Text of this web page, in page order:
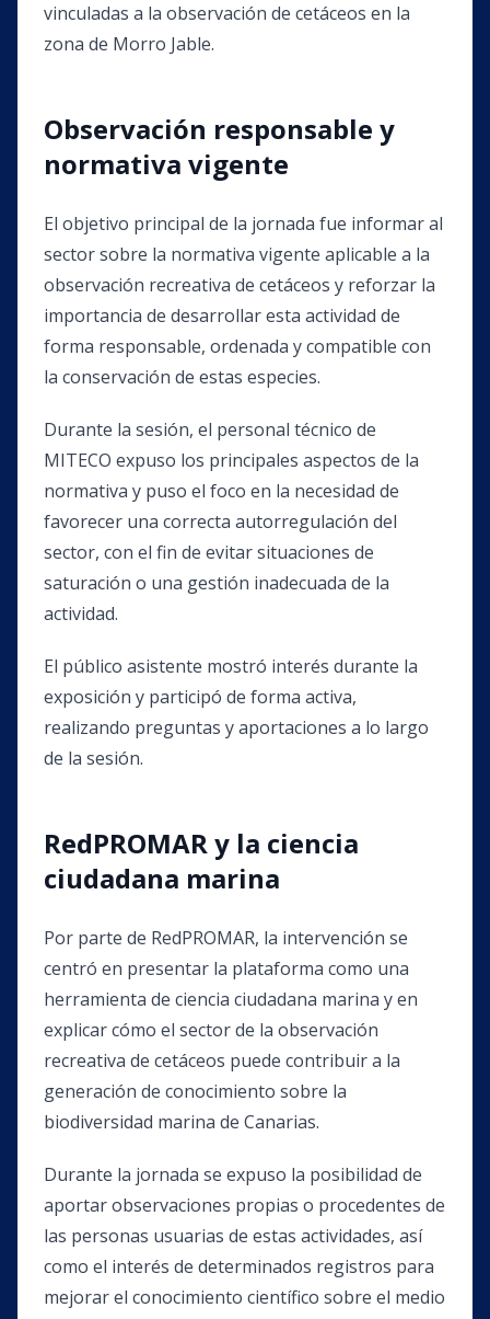
vinculadas a la observación de cetáceos en la
zona de Morro Jable.
Observación responsable y
normativa vigente
El objetivo principal de la jornada fue informar al
sector sobre la normativa vigente aplicable a la
observación recreativa de cetáceos y reforzar la
importancia de desarrollar esta actividad de
forma responsable, ordenada y compatible con
la conservación de estas especies.
Durante la sesión, el personal técnico de
MITECO expuso los principales aspectos de la
normativa y puso el foco en la necesidad de
favorecer una correcta autorregulación del
sector, con el fin de evitar situaciones de
saturación o una gestión inadecuada de la
actividad.
El público asistente mostró interés durante la
exposición y participó de forma activa,
realizando preguntas y aportaciones a lo largo
de la sesión.
RedPROMAR y la ciencia
ciudadana marina
Por parte de RedPROMAR, la intervención se
centró en presentar la plataforma como una
herramienta de ciencia ciudadana marina y en
explicar cómo el sector de la observación
recreativa de cetáceos puede contribuir a la
generación de conocimiento sobre la
biodiversidad marina de Canarias.
Durante la jornada se expuso la posibilidad de
aportar observaciones propias o procedentes de
las personas usuarias de estas actividades, así
como el interés de determinados registros para
mejorar el conocimiento científico sobre el medio